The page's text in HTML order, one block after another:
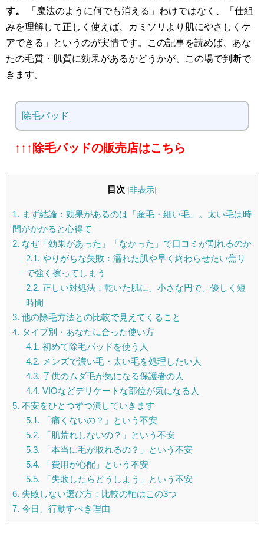
す。
「魔法のように何でも消える」わけではなく、「仕組
みを理解して正しく使えば、カミソリより肌にやさしくケ
アできる」というのが実情です。この記事を読めば、あな
たの毛質・肌質に効果があるかどうかが、この場で判断で
きます。
除毛パッド
↑↑↑除毛パッドの販売店はこちら
目次 [非表示]
1. まず結論：効果があるのは「産毛・細い毛」。太い毛は時
間がかかると心得て
2. なぜ「効果があった」「なかった」で口コミが割れるのか
2.1. やりがちな失敗：濡れた肌や早く終わらせたい焦り
で強く擦ってしまう
2.2. 正しい対処法：乾いた肌に、小さな円で、優しく短
時間
3. 他の除毛方法との比較で見えてくること
4. タイプ別・あなたに合った使い方
4.1. 初めて除毛パッドを使う人
4.2. メンズで濃い毛・太い毛を処理したい人
4.3. 子供のムダ毛が気になる保護者の人
4.4. VIOなどデリケートな部位が気になる人
5. 不安をひとつずつ潰していきます
5.1. 「痛くないの？」という不安
5.2. 「肌荒れしないの？」という不安
5.3. 「本当に毛が取れるの？」という不安
5.4. 「費用が心配」という不安
5.5. 「失敗したらどうしよう」という不安
6. 失敗しない選び方：比較の軸はこの3つ
7. 今日、行動すべき理由